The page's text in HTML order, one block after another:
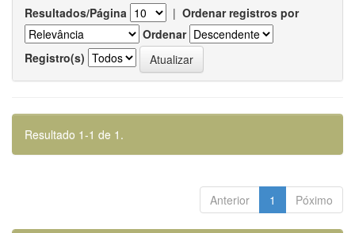
Resultados/Página | Ordenar registros por
Ordenar
Registro(s)
Resultado 1-1 de 1.
Anterior 1 Póximo